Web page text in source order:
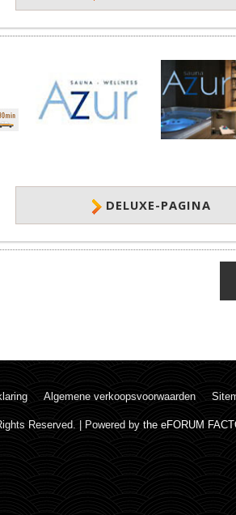
DELUXE-PAGINA
Algemene verkoopsvoorwaarden
Reserved. | Powered by the eFORUM